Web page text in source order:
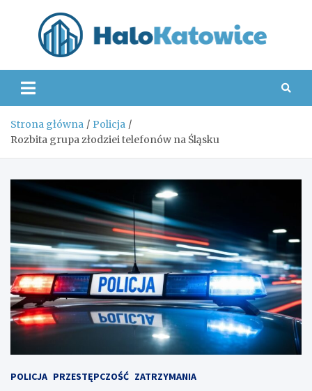
Strona główna
Policja
Rozbita grupa złodziei telefonów na Śląsku
POLICJA PRZESTĘPCZOŚĆ ZATRZYMANIA